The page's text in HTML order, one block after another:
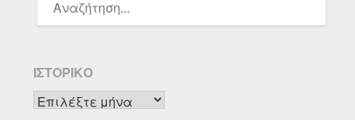
ΓΙΑ:
ΙΣΤΟΡΙΚΌ
Ιστορικό